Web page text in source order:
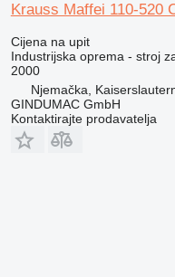
Krauss Maffei 110-520
Cijena na upit
Industrijska oprema - stroj
2000
Njemačka,
GINDUMAC GmbH
Kontaktirajte prodavatelja